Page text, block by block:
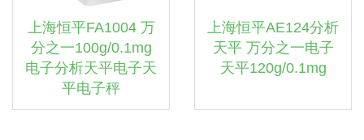
上海恒平FA1004 万
分之一100g/0.1mg
电子分析天平电子天
平电子秤
上海恒平AE124分析
天平 万分之一电子
天平120g/0.1mg